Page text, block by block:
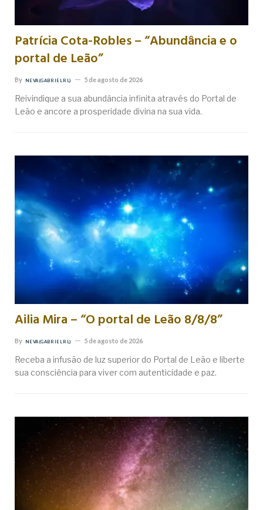
Patrícia Cota-Robles – “Abundância e o
portal de Leão”
By NEVA (GABRIEL RL) 5 de agosto de 2026
Reivindique a sua abundância infinita através do Portal de
Leão e ancore a prosperidade divina na sua vida.
Ailia Mira – “O portal de Leão 8/8/8”
By NEVA (GABRIEL RL) 5 de agosto de 2026
Receba a infusão de luz superior do Portal de Leão e liberte
sua consciência para viver com autenticidade e paz.